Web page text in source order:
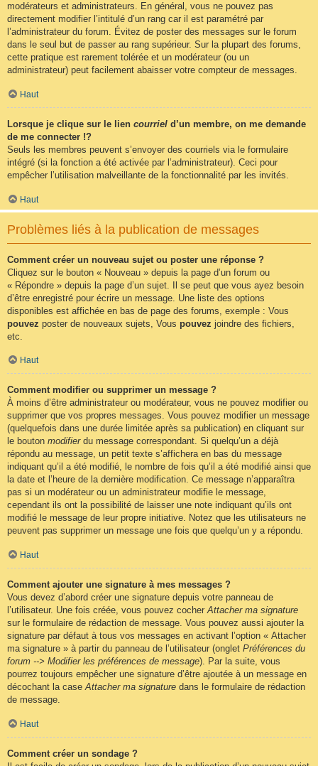
modérateurs et administrateurs. En général, vous ne pouvez pas
directement modifier l’intitulé d’un rang car il est paramétré par
l’administrateur du forum. Évitez de poster des messages sur le forum
dans le seul but de passer au rang supérieur. Sur la plupart des forums,
cette pratique est rarement tolérée et un modérateur (ou un
administrateur) peut facilement abaisser votre compteur de messages.
Haut
Lorsque je clique sur le lien courriel d’un membre, on me demande
de me connecter !?
Seuls les membres peuvent s’envoyer des courriels via le formulaire
intégré (si la fonction a été activée par l’administrateur). Ceci pour
empêcher l’utilisation malveillante de la fonctionnalité par les invités.
Haut
Problèmes liés à la publication de messages
Comment créer un nouveau sujet ou poster une réponse ?
Cliquez sur le bouton « Nouveau » depuis la page d’un forum ou
« Répondre » depuis la page d’un sujet. Il se peut que vous ayez besoin
d’être enregistré pour écrire un message. Une liste des options
disponibles est affichée en bas de page des forums, exemple : Vous
pouvez poster de nouveaux sujets, Vous pouvez joindre des fichiers,
etc.
Haut
Comment modifier ou supprimer un message ?
À moins d’être administrateur ou modérateur, vous ne pouvez modifier ou
supprimer que vos propres messages. Vous pouvez modifier un message
(quelquefois dans une durée limitée après sa publication) en cliquant sur
le bouton modifierdu message correspondant. Si quelqu’un a déjà
répondu au message, un petit texte s’affichera en bas du message
indiquant qu’il a été modifié, le nombre de fois qu’il a été modifié ainsi que
la date et l’heure de la dernière modification. Ce message n’apparaîtra
pas si un modérateur ou un administrateur modifie le message,
cependant ils ont la possibilité de laisser une note indiquant qu’ils ont
modifié le message de leur propre initiative. Notez que les utilisateurs ne
peuvent pas supprimer un message une fois que quelqu’un y a répondu.
Haut
Comment ajouter une signature à mes messages ?
Vous devez d’abord créer une signature depuis votre panneau de
l’utilisateur. Une fois créée, vous pouvez cocherAttacher ma signature
sur le formulaire de rédaction de message. Vous pouvez aussi ajouter la
signature par défaut à tous vos messages en activant l’option « Attacher
ma signature » à partir du panneau de l’utilisateur (onglet Préférences du
forum --> Modifier les préférences de message). Par la suite, vous
pourrez toujours empêcher une signature d’être ajoutée à un message en
décochant la caseAttacher ma signature dans le formulaire de rédaction
de message.
Haut
Comment créer un sondage ?